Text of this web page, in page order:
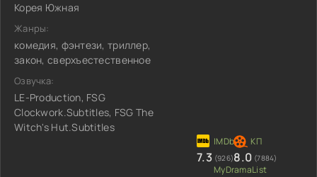
Корея Южная
Жанры:
комедия, фэнтези, триллер,
закон, сверхъестественное
Озвучка:
LE-Production, FSG
Clockwork.Subtitles, FSG The
Witch's Hut.Subtitles
7.3 (926)8.0 (7884)